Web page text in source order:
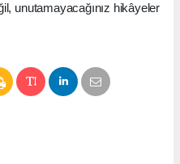
unutamayacağınız hikâyeler